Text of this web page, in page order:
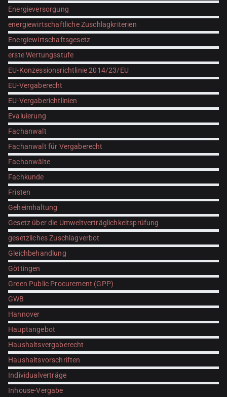
Energieversorgung
energiewirtschaftliche Zuschlagkriterien
Energiewirtschaftsgesetz
erste Wertungsstufe
EU-Konzessionsrichtlinie 2014/23/EU
EU-Vergaberecht
EU-Vergaberichtlinien
Evaluierung
Fachanwalt
Fachanwalt für Vergaberecht
Fachanwälte
Fachkunde
Fristen
Geheimhaltung
Gesetz über die Umweltverträglichkeitsprüfung
gesetzliches Zuschlagverbot
Gleichbehandlung
Göttingen
Green Public Procurement (GPP)
GWB
Hannover
Hauptangebot
Haushaltsvergaberecht
Haushaltsvorschriften
Individualverträge
Inhouse-Vergabe